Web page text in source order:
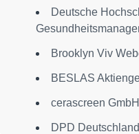
Deutsche
Brooklyn Viv
BESLAS
cerascreen GmbH
DPD